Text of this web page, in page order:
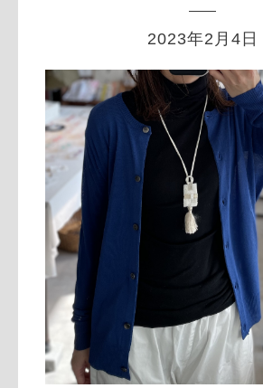
2023年2月4日